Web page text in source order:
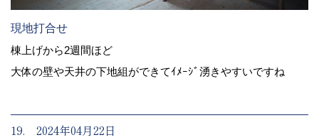
現地打合せ
棟上げから2週間ほど
大体の壁や天井の下地組ができてｲﾒｰｼﾞ湧きやすいですね
19. 2024年04月22日